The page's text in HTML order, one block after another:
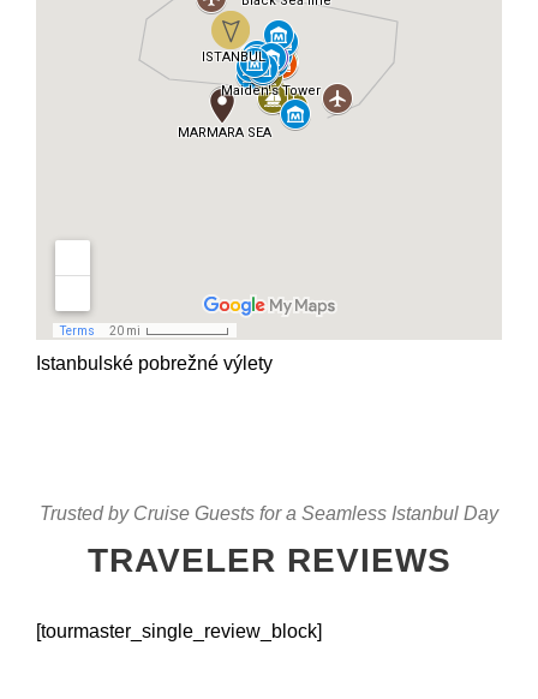
Istanbulské pobrežné výlety
Trusted by Cruise Guests for a Seamless Istanbul Day
TRAVELER REVIEWS
[tourmaster_single_review_block]